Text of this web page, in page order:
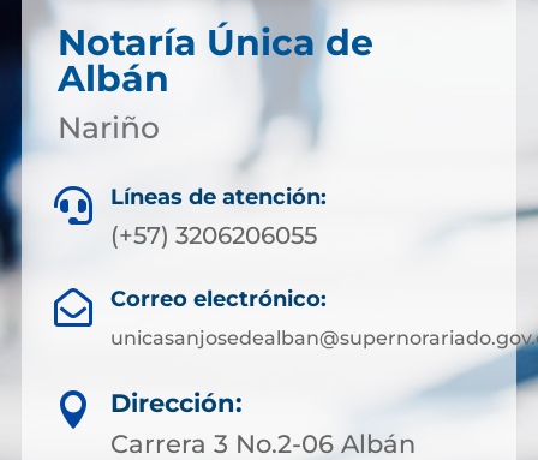
Notaría Única de
Albán
Nariño
 Líneas de atención:
(+57) 3206206055
 Correo electrónico:

Dirección:
Carrera 3 No.2-06 Albán